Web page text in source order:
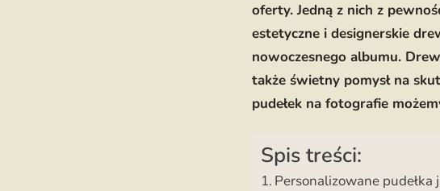
oferty. Jedną z nich z
estetyczne i designerskie
nowoczesnego albumu.
także świetny pomysł na
pudełek na fotografie
Spis treści:
Personalizowane